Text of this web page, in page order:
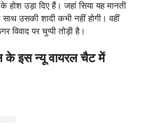
होश उड़ा दिए हैं। जहां सिया यह मानती
उसकी शादी कभी नहीं होगी। वहीं
विवाद पर चुप्पी तोड़ी है।
के इस न्यू वायरल चैट में